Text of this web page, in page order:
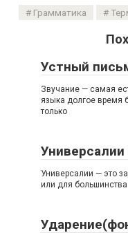
Грамматика
Устный
Звучание — самая
языка долгое время
только
Универсалии — это
или для